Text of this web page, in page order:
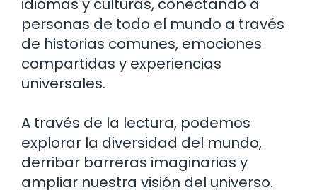
personas de todo el mundo a través
de historias comunes, emociones
compartidas y experiencias
universales.
A través de la lectura, podemos
explorar la diversidad del mundo,
derribar barreras imaginarias y
ampliar nuestra visión del universo.